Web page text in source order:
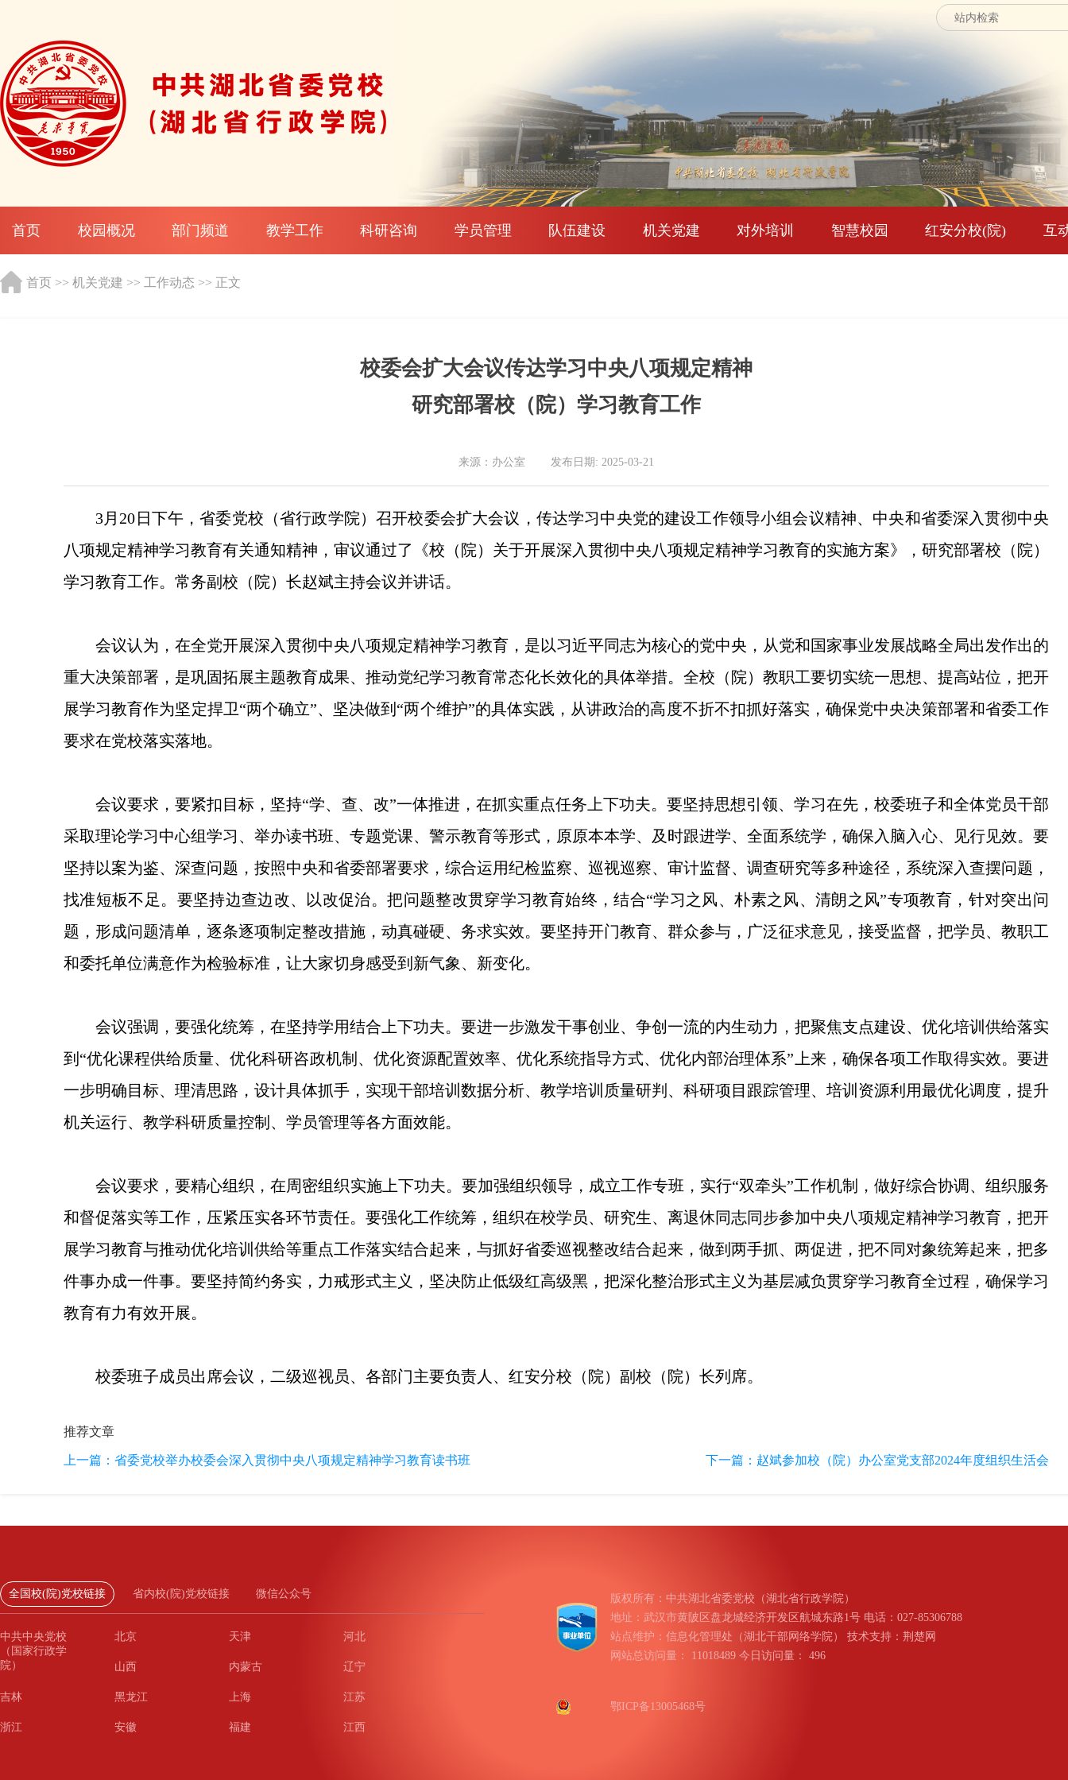
首页 校园概况 部门频道 教学工作 科研咨询 学员管理 队伍建设 机关党建 对外培训 智慧校园 红安分校(院) 互
首页 >> 机关党建 >> 工作动态 >> 正文
校委会扩大会议传达学习中央八项规定精神
研究部署校（院）学习教育工作
来源：办公室 发布日期: 2025-03-21
3月20日下午，省委党校（省行政学院）召开校委会扩大会议，传达学习中央党的建设工作领导小组会议精神、中央和省委深入贯彻中央
八项规定精神学习教育有关通知精神，审议通过了《校（院）关于开展深入贯彻中央八项规定精神学习教育的实施方案》，研究部署校（院）
学习教育工作。常务副校（院）长赵斌主持会议并讲话。
会议认为，在全党开展深入贯彻中央八项规定精神学习教育，是以习近平同志为核心的党中央，从党和国家事业发展战略全局出发作出的
重大决策部署，是巩固拓展主题教育成果、推动党纪学习教育常态化长效化的具体举措。全校（院）教职工要切实统一思想、提高站位，把开
展学习教育作为坚定捍卫“两个确立”、坚决做到“两个维护”的具体实践，从讲政治的高度不折不扣抓好落实，确保党中央决策部署和省委工作
要求在党校落实落地。
会议要求，要紧扣目标，坚持“学、查、改”一体推进，在抓实重点任务上下功夫。要坚持思想引领、学习在先，校委班子和全体党员干部
采取理论学习中心组学习、举办读书班、专题党课、警示教育等形式，原原本本学、及时跟进学、全面系统学，确保入脑入心、见行见效。要
坚持以案为鉴、深查问题，按照中央和省委部署要求，综合运用纪检监察、巡视巡察、审计监督、调查研究等多种途径，系统深入查摆问题，
找准短板不足。要坚持边查边改、以改促治。把问题整改贯穿学习教育始终，结合“学习之风、朴素之风、清朗之风”专项教育，针对突出问
题，形成问题清单，逐条逐项制定整改措施，动真碰硬、务求实效。要坚持开门教育、群众参与，广泛征求意见，接受监督，把学员、教职工
和委托单位满意作为检验标准，让大家切身感受到新气象、新变化。
会议强调，要强化统筹，在坚持学用结合上下功夫。要进一步激发干事创业、争创一流的内生动力，把聚焦支点建设、优化培训供给落实
到“优化课程供给质量、优化科研咨政机制、优化资源配置效率、优化系统指导方式、优化内部治理体系”上来，确保各项工作取得实效。要进
一步明确目标、理清思路，设计具体抓手，实现干部培训数据分析、教学培训质量研判、科研项目跟踪管理、培训资源利用最优化调度，提升
机关运行、教学科研质量控制、学员管理等各方面效能。
会议要求，要精心组织，在周密组织实施上下功夫。要加强组织领导，成立工作专班，实行“双牵头”工作机制，做好综合协调、组织服务
和督促落实等工作，压紧压实各环节责任。要强化工作统筹，组织在校学员、研究生、离退休同志同步参加中央八项规定精神学习教育，把开
展学习教育与推动优化培训供给等重点工作落实结合起来，与抓好省委巡视整改结合起来，做到两手抓、两促进，把不同对象统筹起来，把多
件事办成一件事。要坚持简约务实，力戒形式主义，坚决防止低级红高级黑，把深化整治形式主义为基层减负贯穿学习教育全过程，确保学习
教育有力有效开展。
校委班子成员出席会议，二级巡视员、各部门主要负责人、红安分校（院）副校（院）长列席。
推荐文章
上一篇： 省委党校举办校委会深入贯彻中央八项规定精神学习教育读书班 下一篇： 赵斌参加校（院）办公室党支部2024年度组织生活会
全国校(院)党校链接 省内校(院)党校链接 微信公众号
中共中央党校
（国家行政学
院）
北京 天津 河北
山西 内蒙古 辽宁
吉林 黑龙江 上海 江苏
浙江 安徽 福建 江西
版权所有：中共湖北省委党校（湖北省行政学院）
地址：武汉市黄陂区盘龙城经济开发区航城东路1号 电话：027-85306788
站点维护：信息化管理处（湖北干部网络学院） 技术支持：荆楚网
网站总访问量： 11018489 今日访问量： 496
鄂ICP备13005468号